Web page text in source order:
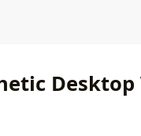
Desktop